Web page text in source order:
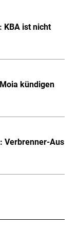
KBA ist nicht
kündigen
Verbrenner-Aus